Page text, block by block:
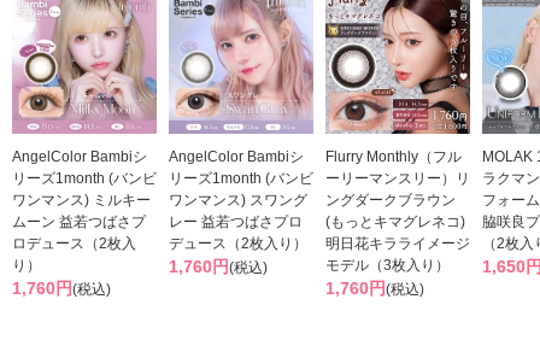
AngelColor Bambiシ
リーズ1month (バンビ
ワンマンス) ミルキー
ムーン 益若つばさプ
ロデュース（2枚入
り）
1,760円(税込)
AngelColor Bambiシ
リーズ1month (バンビ
ワンマンス) スワング
レー 益若つばさプロ
デュース（2枚入り）
1,760円(税込)
Flurry Monthly（フル
ーリーマンスリー）リ
ングダークブラウン
(もっとキマグレネコ)
明日花キラライメージ
モデル（3枚入り）
1,760円(税込)
MOLAK
ラクマ
フォー
脇咲良
（2枚入
1,650